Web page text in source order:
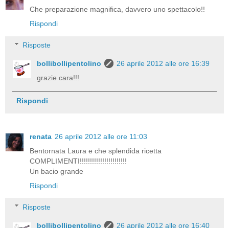
Che preparazione magnifica, davvero uno spettacolo!!
Rispondi
Risposte
bollibollipentolino
26 aprile 2012 alle ore 16:39
grazie cara!!!
Rispondi
renata 26 aprile 2012 alle ore 11:03
Bentornata Laura e che splendida ricetta
COMPLIMENTI!!!!!!!!!!!!!!!!!!!!!!!
Un bacio grande
Rispondi
Risposte
bollibollipentolino
26 aprile 2012 alle ore 16:40